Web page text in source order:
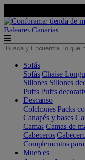
Baleares Canarias
Sofás
Sofás Chaise
Sillones Sillones
Puffs Puffs
Descanso
Colchones Packs
Canapés y bases
Camas Camas de
Cabeceros
Complementos
Muebles